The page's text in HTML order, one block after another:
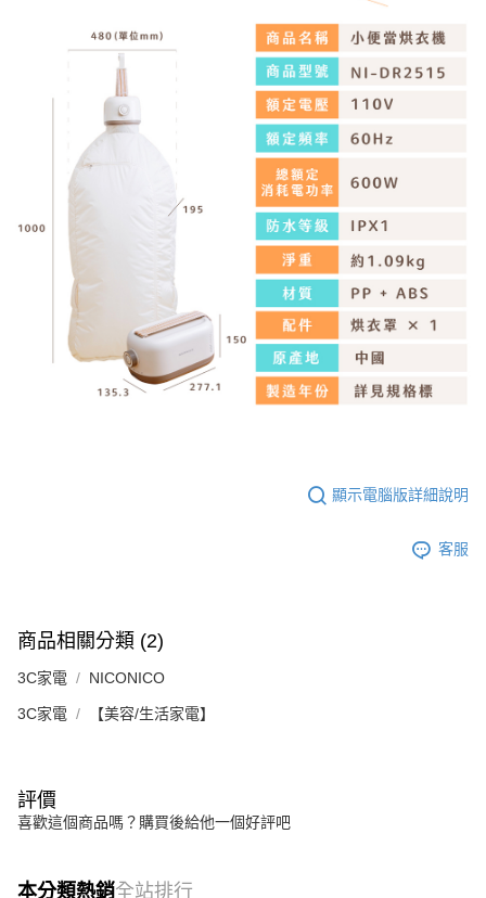
顯示電腦版詳細說明
客服
商品相關分類 (2)
3C家電 NICONICO
3C家電 【美容/生活家電】
評價
喜歡這個商品嗎？購買後給他一個好評吧
本分類熱銷全站排行